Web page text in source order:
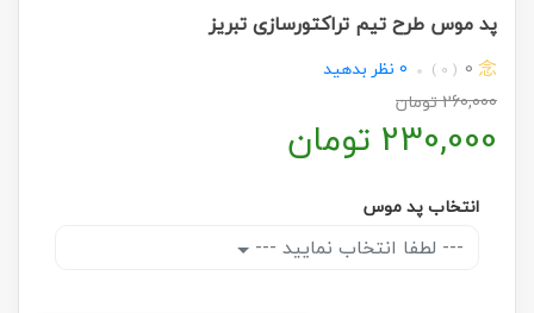
پد موس طرح تیم تراکتورسازی تبریز
0
( 0 )
0 نظر بدهید
260,000تومان
230,000 تومان
انتخاب پد موس
--- لطفا انتخاب نمایید ---